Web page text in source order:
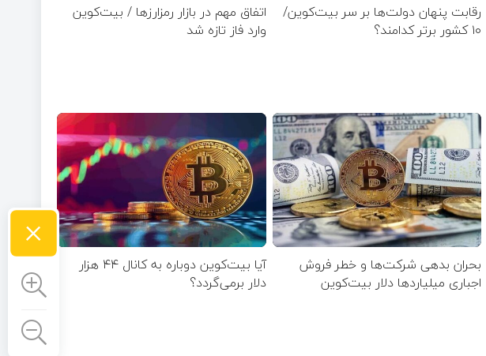
رقابت پنهان دولت‌ها بر سر بیت‌کوین/
۱۰ کشور برتر کدامند؟
اتفاق مهم در بازار رمزارزها / بیت‌کوین
وارد فاز تازه شد
بحران بدهی شرکت‌ها و خطر فروش
اجباری میلیاردها دلار بیت‌کوین
آیا بیت‌کوین دوباره به کانال ۴۴ هزار
دلار برمی‌گردد؟
×